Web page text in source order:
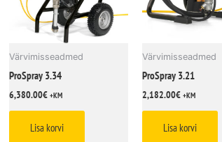
Värvimisseadmed
ProSpray 3.34
6,380.00€ +KM
Lisa korvi
Värvimisseadmed
ProSpray 3.21
2,182.00€ +KM
Lisa korvi